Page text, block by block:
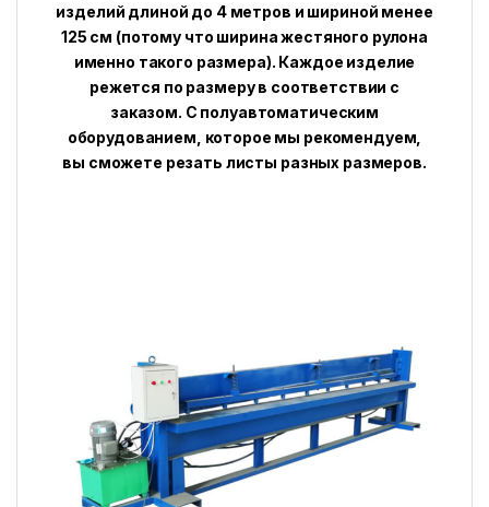
изделий длиной до 4 метров и шириной менее
125 см (потому что ширина жестяного рулона
именно такого размера). Каждое изделие
режется по размеру в соответствии с
заказом. С полуавтоматическим
оборудованием, которое мы рекомендуем,
вы сможете резать листы разных размеров.